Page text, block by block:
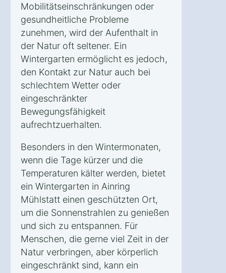
Mobilitätseinschränkungen oder
gesundheitliche Probleme
zunehmen, wird der Aufenthalt in
der Natur oft seltener. Ein
Wintergarten ermöglicht es jedoch,
den Kontakt zur Natur auch bei
schlechtem Wetter oder
eingeschränkter
Bewegungsfähigkeit
aufrechtzuerhalten.
Besonders in den Wintermonaten,
wenn die Tage kürzer und die
Temperaturen kälter werden, bietet
ein Wintergarten in Ainring
Mühlstatt einen geschützten Ort,
um die Sonnenstrahlen zu genießen
und sich zu entspannen. Für
Menschen, die gerne viel Zeit in der
Natur verbringen, aber körperlich
eingeschränkt sind, kann ein